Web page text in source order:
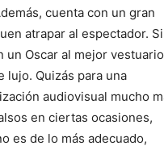
cuenta con un gran
atrapar al espectador. Si
un Oscar al mejor
lujo. Quizás para una
audiovisual mucho
en ciertas ocasiones,
es de lo más adecuado,